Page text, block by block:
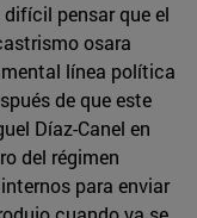
pensar que el
osara
línea política
de que este
Díaz-Canel en
del régimen
para enviar